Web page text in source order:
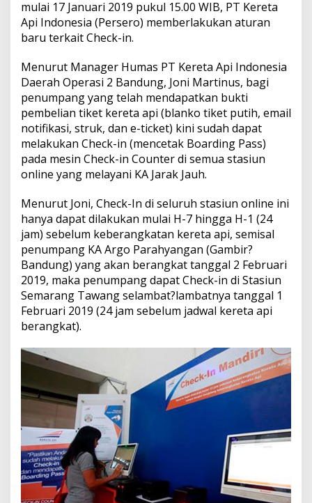
mulai 17 Januari 2019 pukul 15.00 WIB, PT Kereta
Api Indonesia (Persero) memberlakukan aturan
baru terkait Check-in.
Menurut Manager Humas PT Kereta Api Indonesia
Daerah Operasi 2 Bandung, Joni Martinus, bagi
penumpang yang telah mendapatkan bukti
pembelian tiket kereta api (blanko tiket putih, email
notifikasi, struk, dan e-ticket) kini sudah dapat
melakukan Check-in (mencetak Boarding Pass)
pada mesin Check-in Counter di semua stasiun
online yang melayani KA Jarak Jauh.
Menurut Joni, Check-In di seluruh stasiun online ini
hanya dapat dilakukan mulai H-7 hingga H-1 (24
jam) sebelum keberangkatan kereta api, semisal
penumpang KA Argo Parahyangan (Gambir?
Bandung) yang akan berangkat tanggal 2 Februari
2019, maka penumpang dapat Check-in di Stasiun
Semarang Tawang selambat?lambatnya tanggal 1
Februari 2019 (24 jam sebelum jadwal kereta api
berangkat).